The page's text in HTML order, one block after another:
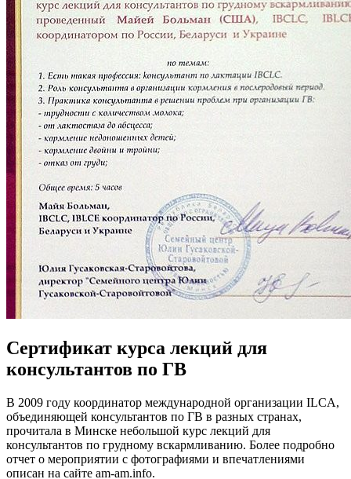
Сертификат курса лекций для
консультантов по ГВ
В 2009 году координатор международной организации ILCA,
объединяющей консультантов по ГВ в разных странах,
прочитала в Минске небольшой курс лекций для
консультантов по грудному вскармливанию. Более подробно
отчет о мероприятии c фотографиями и впечатлениями
описан на сайте am-am.info.